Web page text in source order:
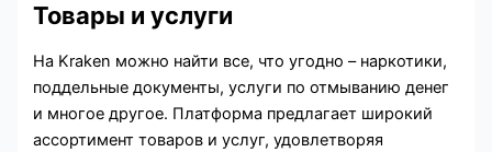
Товары и услуги
На Kraken можно найти все, что угодно – наркотики,
поддельные документы, услуги по отмыванию денег
и многое другое. Платформа предлагает широкий
ассортимент товаров и услуг, удовлетворяя